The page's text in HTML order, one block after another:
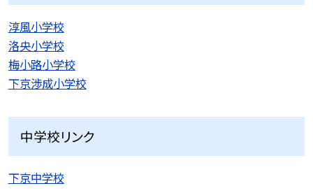
淳風小学校
洛央小学校
梅小路小学校
下京渉成小学校
中学校リンク
下京中学校